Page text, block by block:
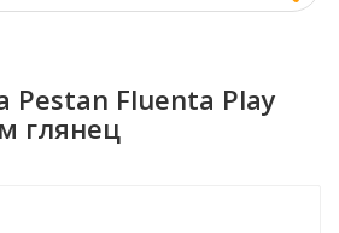
Pestan Fluenta Play
глянец